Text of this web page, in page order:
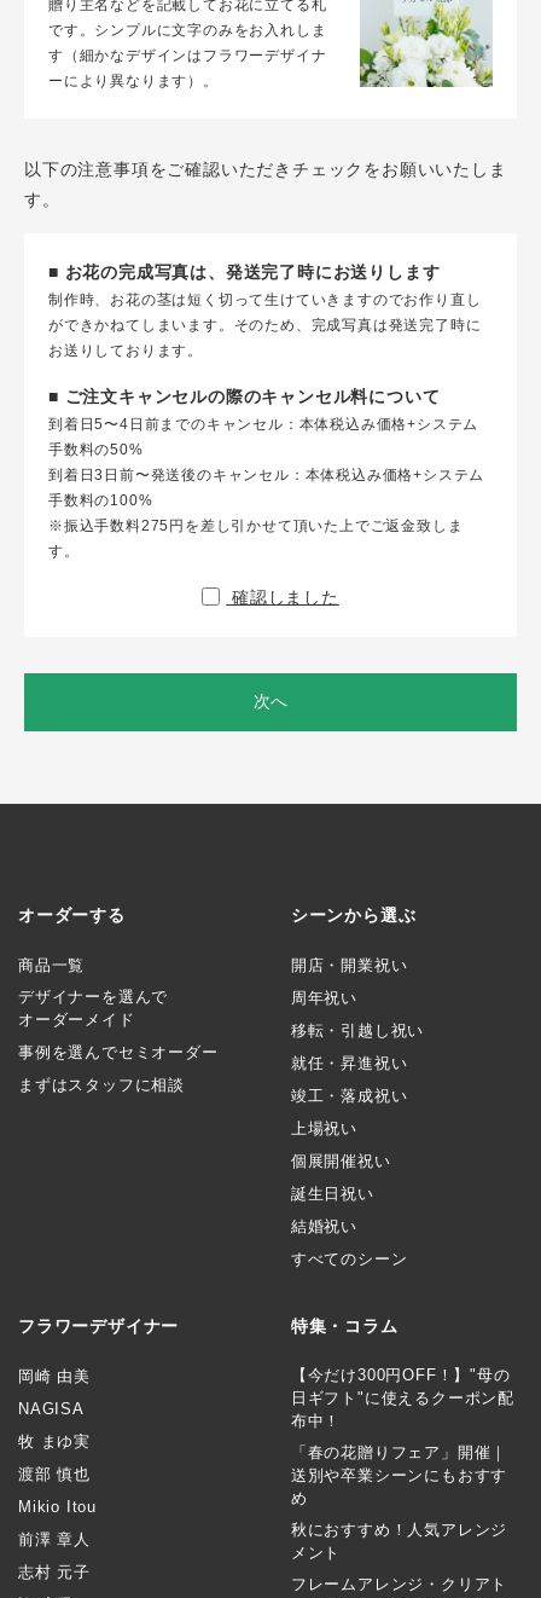
贈り主名などを記載してお花に立てる札
です。シンプルに文字のみをお入れしま
す（細かなデザインはフラワーデザイナ
ーにより異なります）。
以下の注意事項をご確認いただきチェックをお願いいたしま
す。
■ お花の完成写真は、発送完了時にお送りします
制作時、お花の茎は短く切って生けていきますのでお作り直し
ができかねてしまいます。そのため、完成写真は発送完了時に
お送りしております。
■ ご注文キャンセルの際のキャンセル料について
到着日5〜4日前までのキャンセル：本体税込み価格+システム
手数料の50%
到着日3日前〜発送後のキャンセル：本体税込み価格+システム
手数料の100%
※振込手数料275円を差し引かせて頂いた上でご返金致しま
す。
確認しました
次へ
オーダーする
商品一覧
デザイナーを選んで
オーダーメイド
事例を選んでセミオーダー
まずはスタッフに相談
シーンから選ぶ
開店・開業祝い
周年祝い
移転・引越し祝い
就任・昇進祝い
竣工・落成祝い
上場祝い
個展開催祝い
誕生日祝い
結婚祝い
すべてのシーン
フラワーデザイナー
岡崎 由美
NAGISA
牧 まゆ実
渡部 慎也
Mikio Itou
前澤 章人
志村 元子
特集・コラム
【今だけ300円OFF！】"母の
日ギフト"に使えるクーポン配
布中！
「春の花贈りフェア」開催｜
送別や卒業シーンにもおすす
め
秋におすすめ！人気アレンジ
メント
フレームアレンジ・クリアト